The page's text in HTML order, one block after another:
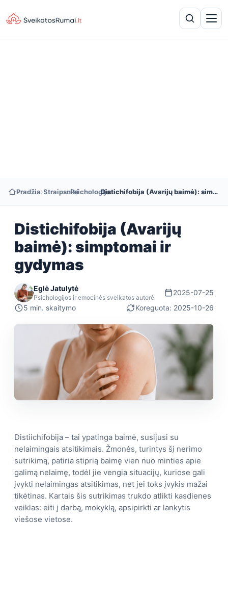
Pradžia›Straipsniai
›Psichologija
› Distichifobija (Avarijų baimė): simptomai ir gydymas
Distichifobija (Avarijų
baimė): simptomai ir
gydymas
Eglė Jatulytė
Psichologijos ir emocinės sveikatos autorė
2025-07-25
5 min. skaitymo
Koreguota: 2025-10-26
Distiichifobija – tai ypatinga baimė, susijusi su
nelaimingais atsitikimais. Žmonės, turintys šį nerimo
sutrikimą, patiria stiprią baimę vien nuo minties apie
galimą nelaimę, todėl jie vengia situacijų, kuriose gali
įvykti nelaimingas atsitikimas, net jei toks įvykis mažai
tikėtinas. Kartais šis sutrikimas trukdo atlikti kasdienes
veiklas: eiti į darbą, mokyklą, apsipirkti ar lankytis
viešose vietose.